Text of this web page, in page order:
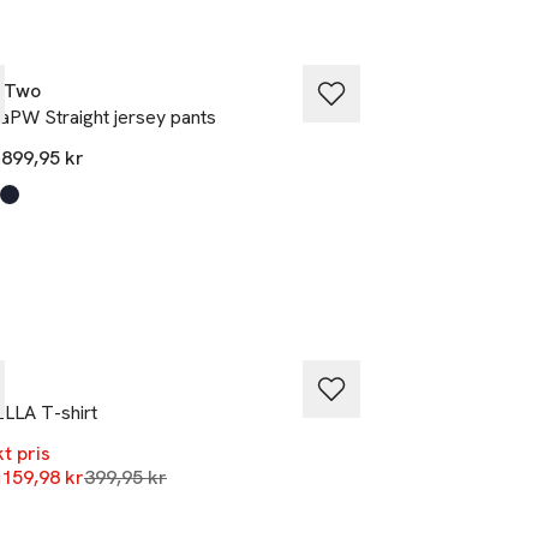
Straight jersey pants
899,95 kr
finns i färgerna:
,,
T-shirt
pris
159,98 krLägsta pris 30 dagar
399,95 kr